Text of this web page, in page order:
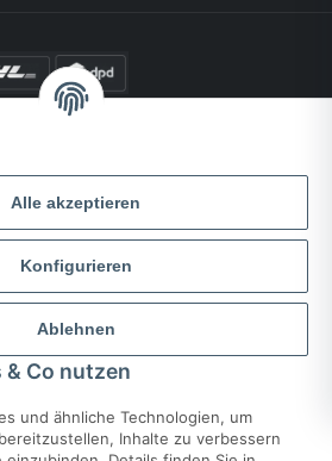
Alle akzeptieren
Konfigurieren
Ablehnen
Co nutzen
und ähnliche Technologien, um
Inhalte zu verbessern
USt., zzgl.Versand
Powered byMD IT Solutions